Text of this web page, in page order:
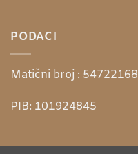
PODACI
Matični broj : 54722168
PIB: 101924845